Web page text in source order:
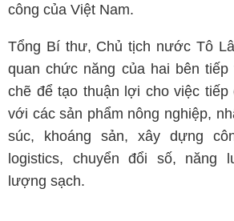
công của Việt Nam.
Tổng Bí thư, Chủ tịch nước Tô
quan chức năng của hai bên
chẽ để tạo thuận lợi cho việc
với các sản phẩm nông nghiệp,
súc, khoáng sản, xây dựng
logistics, chuyển đổi số, năng
lượng sạch.